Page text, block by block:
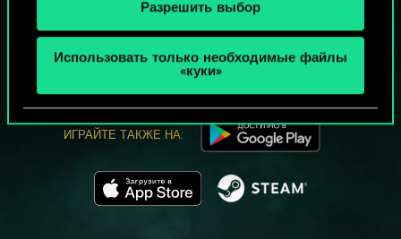
Разрешить выбор
Использовать только необходимые файлы
«куки»
МОЖЕТ ПАРТЕЕЧКУ В ГВИНТ?
ИГРАТЬ
БЕСПЛАТНО НА ПК
ИГРАЙТЕ ТАКЖЕ НА: